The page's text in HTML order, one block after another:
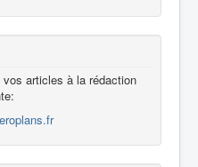
articles à la rédaction